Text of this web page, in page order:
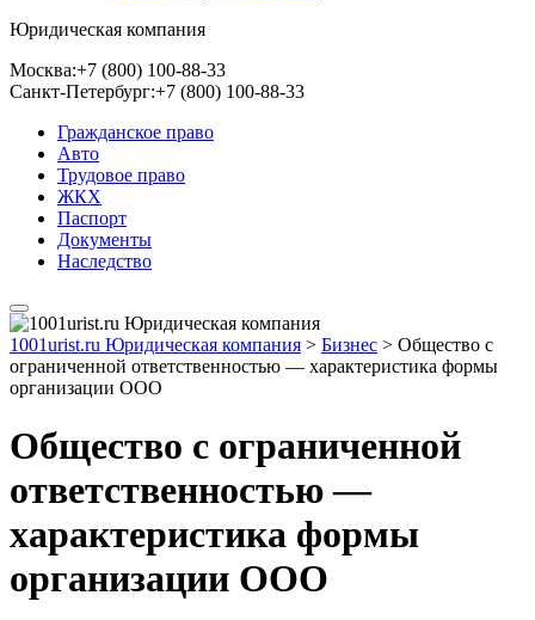
Юридическая компания
Москва:+7 (800) 100-88-33
Санкт-Петербург:+7 (800) 100-88-33
Гражданское право
Авто
Трудовое право
ЖКХ
Паспорт
Документы
Наследство
1001urist.ru Юридическая компания > Бизнес > Общество с
ограниченной ответственностью — характеристика формы
организации ООО
Общество с ограниченной
ответственностью —
характеристика формы
организации ООО